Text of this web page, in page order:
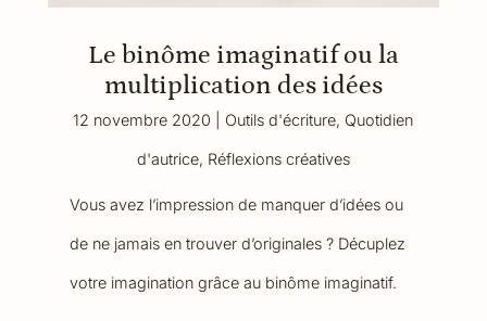
Le binôme imaginatif ou la
multiplication des idées
12 novembre 2020 Outils d'écriture, Quotidien
d'autrice, Réflexions créatives
Vous avez l’impression de manquer d’idées ou
de ne jamais en trouver d’originales ? Décuplez
votre imagination grâce au binôme imaginatif.